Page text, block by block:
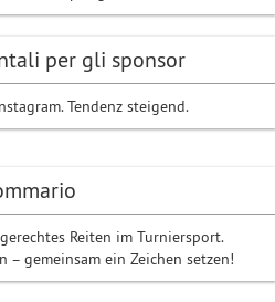
Reiten im Turniersport.
– gemeinsam ein Zeichen setzen!
per gli sponsor
Tendenz steigend.